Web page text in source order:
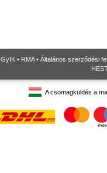
GyIK • RMA• Általános szerződési
A csomagküldés a